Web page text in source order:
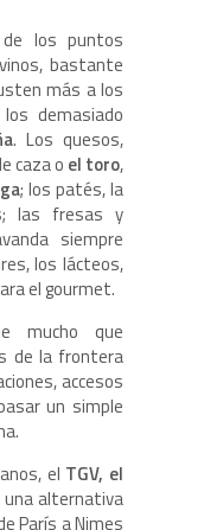
los puntos
bastante
más a los
demasiado
. Los quesos,
caza o el toro,
; los patés, la
las fresas y
siempre
los lácteos,
el gourmet.
mucho que
de la frontera
accesos
un simple
el TGV, el
alternativa
París a Nimes